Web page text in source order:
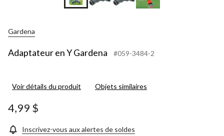
Gardena
Adaptateur en Y Gardena #059-3484-2
Voir détails du produit Objets similaires
4,99 $
Inscrivez-vous aux alertes de soldes